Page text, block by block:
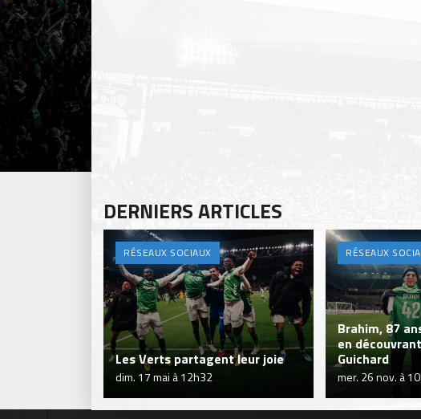
DERNIERS ARTICLES
RÉSEAUX SOCIAUX
Les Verts partagent leur joie
dim. 17 mai à 12h32
RÉSEAUX
Brahim, 87
en
Guichard
mer. 26 nov. à